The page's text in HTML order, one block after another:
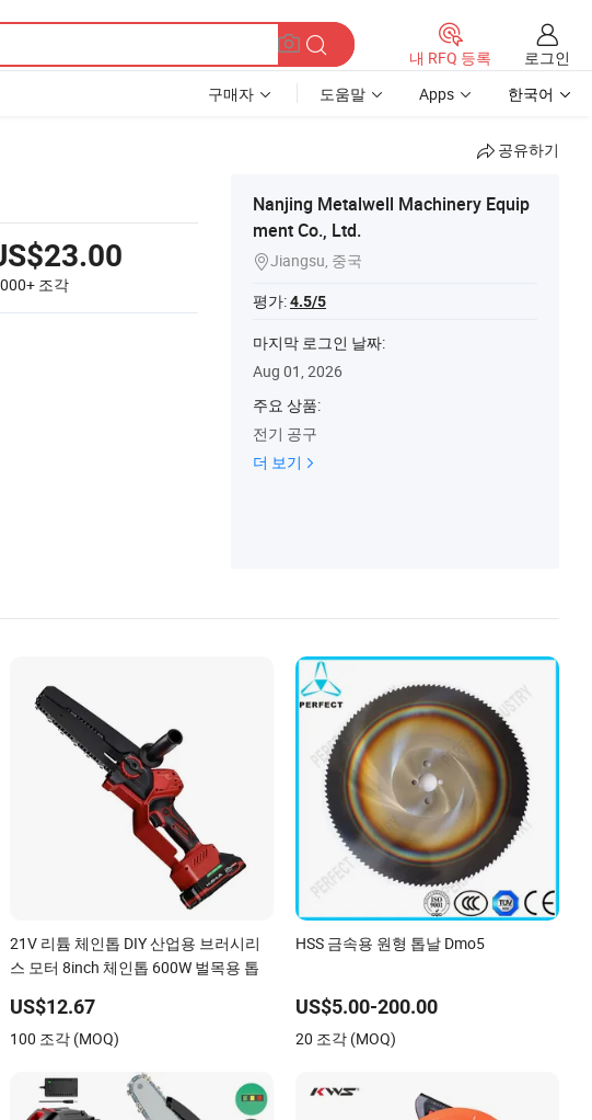
내 RFQ 등록
로그인
구매자 도움말 Apps 한국어
공유하기
조각
Nanjing Metalwell Machinery Equip
ment Co., Ltd.
Jiangsu, 중국
평가:4.5/5
마지막 로그인 날짜:
Aug 01, 2026
주요 상품:
전기 공구
더 보기
21V 리튬 체인톱 DIY 산업용 브러시리
스 모터 8inch 체인톱 600W 벌목용 톱
US$12.67
100 조각 (MOQ)
HSS 금속용 원형 톱날 Dmo5
US$5.00-200.00
20 조각 (MOQ)